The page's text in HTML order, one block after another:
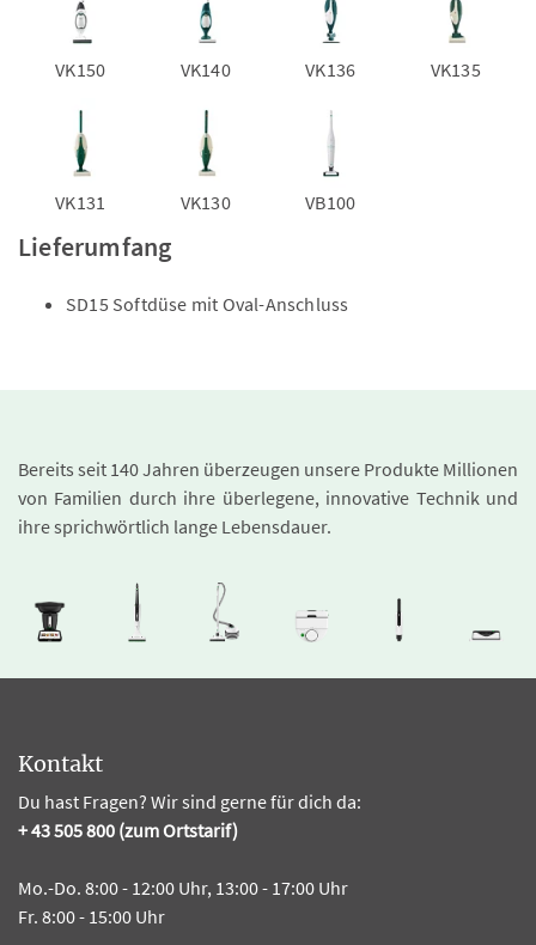
VK150 VK140 VK136 VK135
VK131 VK130 VB100
Lieferumfang
SD15 Softdüse mit Oval-Anschluss
Bereits seit 140 Jahren überzeugen unsere Produkte Millionen
von Familien durch ihre überlegene, innovative Technik und
ihre sprichwörtlich lange Lebensdauer.
Kontakt
Du hast Fragen? Wir sind gerne für dich da:
+ 43 505 800 (zum Ortstarif)
Mo.-Do. 8:00 - 12:00 Uhr, 13:00 - 17:00 Uhr
Fr. 8:00 - 15:00 Uhr